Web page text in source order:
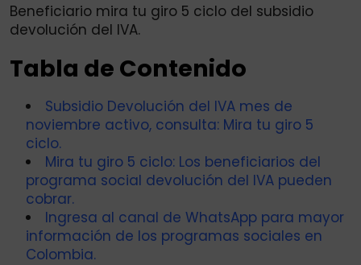
Beneficiario mira tu giro 5 ciclo del subsidio
devolución del IVA.
Tabla de Contenido
Subsidio Devolución del IVA mes de
noviembre activo, consulta: Mira tu giro 5
ciclo.
Mira tu giro 5 ciclo: Los beneficiarios del
programa social devolución del IVA pueden
cobrar.
Ingresa al canal de WhatsApp para mayor
información de los programas sociales en
Colombia.